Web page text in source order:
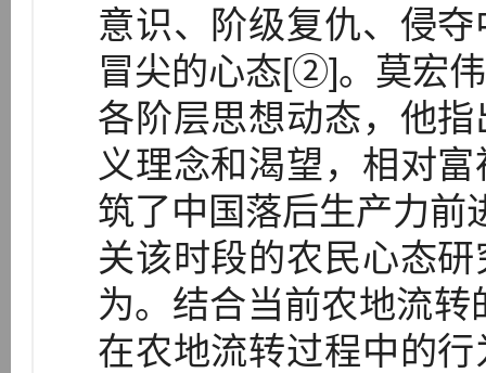
意识、阶级复仇、侵
冒尖的心态[②]。莫宏
各阶层思想动态，他
义理念和渴望，相对
筑了中国落后生产力
关该时段的农民心态
为。结合当前农地流
在农地流转过程中的